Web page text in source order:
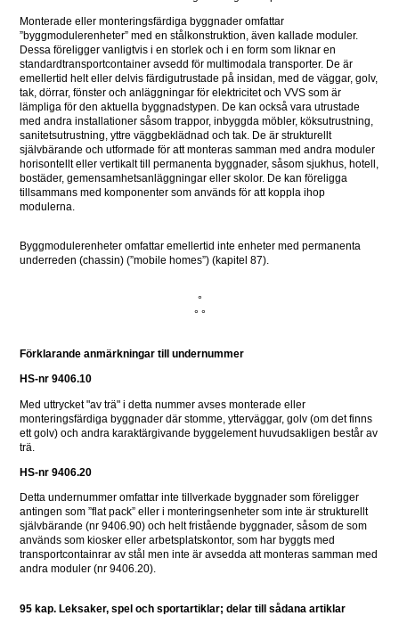
Monterade eller monteringsfärdiga byggnader omfattar
”byggmodulerenheter” med en stålkonstruktion, även kallade moduler.
Dessa föreligger vanligtvis i en storlek och i en form som liknar en
standardtransportcontainer avsedd för multimodala transporter. De är
emellertid helt eller delvis färdigutrustade på insidan, med de väggar, golv,
tak, dörrar, fönster och anläggningar för elektricitet och VVS som är
lämpliga för den aktuella byggnadstypen. De kan också vara utrustade
med andra installationer såsom trappor, inbyggda möbler, köksutrustning,
sanitetsutrustning, yttre väggbeklädnad och tak. De är strukturellt
självbärande och utformade för att monteras samman med andra moduler
horisontellt eller vertikalt till permanenta byggnader, såsom sjukhus, hotell,
bostäder, gemensamhetsanläggningar eller skolor. De kan föreligga
tillsammans med komponenter som används för att koppla ihop
modulerna.
Byggmodulerenheter omfattar emellertid inte enheter med permanenta
underreden (chassin) (”mobile homes”) (kapitel 87).
°
° °
Förklarande anmärkningar till undernummer
HS-nr 9406.10
Med uttrycket "av trä" i detta nummer avses monterade eller
monteringsfärdiga byggnader där stomme, ytterväggar, golv (om det finns
ett golv) och andra karaktärgivande byggelement huvudsakligen består av
trä.
HS-nr 9406.20
Detta undernummer omfattar inte tillverkade byggnader som föreligger
antingen som ”flat pack” eller i monteringsenheter som inte är strukturellt
självbärande (nr 9406.90) och helt fristående byggnader, såsom de som
används som kiosker eller arbetsplatskontor, som har byggts med
transportcontainrar av stål men inte är avsedda att monteras samman med
andra moduler (nr 9406.20).
95 kap. Leksaker, spel och sportartiklar; delar till sådana artiklar